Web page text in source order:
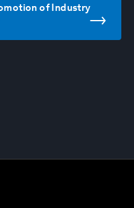
of Industry